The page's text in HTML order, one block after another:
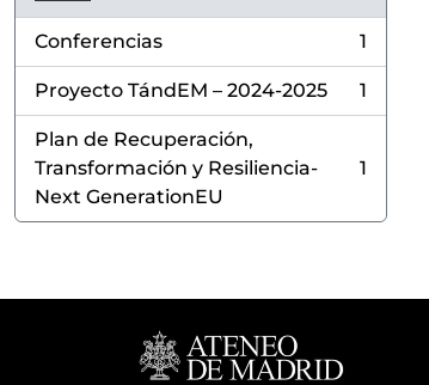
Conferencias
, 1 resultados
1
Proyecto TándEM – 2024-2025
, 1 resultados
1
Plan de Recuperación,
Transformación y Resiliencia-
Next GenerationEU
, 1 resultados
1